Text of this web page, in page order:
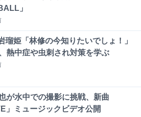
」
瑠姫「林修の今知りたいでしょ！」
熱中症や虫刺され対策を学ぶ
が水中での撮影に挑戦、新曲
」ミュージックビデオ公開